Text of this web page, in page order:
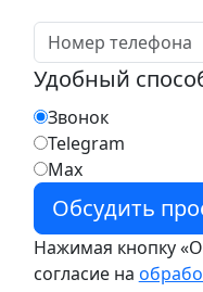
Удобный
Звонок
Telegram
Max
Нажимая кнопку
согласие на